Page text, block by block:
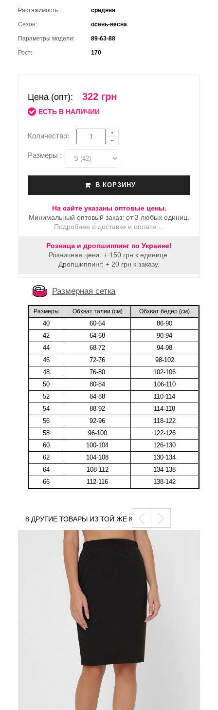
Растяжимость: средняя
Сезон: осень-весна
Параметры модели: 89-63-88
Рост: 170
Цена (опт): 322 грн
ЕСТЬ В НАЛИЧИИ
Количество:
Размеры :
В КОРЗИНУ
На сайте указаны оптовые цены.
Минимальный оптовый заказ: от 3 любых единиц.
Подробнее о доставке и оплате ...
Розница и дропшиппинг по Украине!
Розничная цена: + 150 грн к единице.
Дропшиппинг: + 20 грн к заказу.
Размерная сетка
Размеры Обхват талии (cм) Обхват бедер (cм)
40 60-64
86-90
42
64-68
90-94
44
68-72
94-98
46
72-76
98-102
48
76-80
102-106
50
80-84
106-110
52
84-88
110-114
54
88-92
114-118
56
92-96
118-122
58
96-100
122-126
60
100-104
126-130
62
104-108
130-134
64
108-112
134-138
66
112-116 138-142
8 ДРУГИЕ ТОВАРЫ ИЗ ТОЙ ЖЕ КАТЕГОРИИ